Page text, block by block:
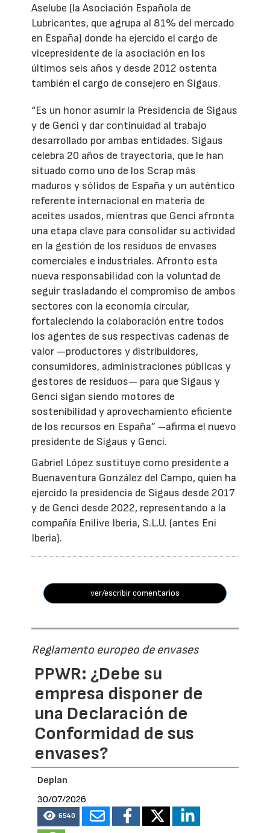
Aselube (la Asociación Española de
Lubricantes, que agrupa al 81% del mercado
en España) donde ha ejercido el cargo de
vicepresidente de la asociación en los
últimos seis años y desde 2012 ostenta
también el cargo de consejero en Sigaus.
“Es un honor asumir la Presidencia de Sigaus
y de Genci y dar continuidad al trabajo
desarrollado por ambas entidades. Sigaus
celebra 20 años de trayectoria, que le han
situado como uno de los Scrap más
maduros y sólidos de España y un auténtico
referente internacional en materia de
aceites usados, mientras que Genci afronta
una etapa clave para consolidar su actividad
en la gestión de los residuos de envases
comerciales e industriales. Afronto esta
nueva responsabilidad con la voluntad de
seguir trasladando el compromiso de ambos
sectores con la economía circular,
fortaleciendo la colaboración entre todos
los agentes de sus respectivas cadenas de
valor —productores y distribuidores,
consumidores, administraciones públicas y
gestores de residuos— para que Sigaus y
Genci sigan siendo motores de
sostenibilidad y aprovechamiento eficiente
de los recursos en España” –afirma el nuevo
presidente de Sigaus y Genci.
Gabriel López sustituye como presidente a
Buenaventura González del Campo, quien ha
ejercido la presidencia de Sigaus desde 2017
y de Genci desde 2022, representando a la
compañía Enilive Iberia, S.L.U. (antes Eni
Iberia).
ver/escribir comentarios
Reglamento europeo de envases
PPWR: ¿Debe su
empresa disponer de
una Declaración de
Conformidad de sus
envases?
Deplan
30/07/2026
6540